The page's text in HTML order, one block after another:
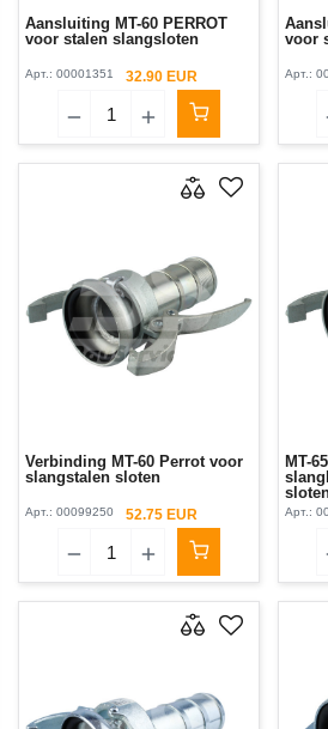
Aansluiting MT-60 PERROT
voor stalen slangsloten
Арт.: 00001351 32.90 EUR
voor
Арт.:
Verbinding MT-60 Perrot voor
slangstalen sloten
Арт.: 00099250 52.75 EUR
MT-
Арт.: